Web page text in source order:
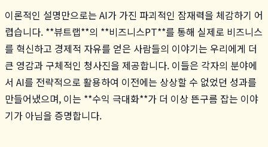
이론적인 설명만으로는 AI가 가진 파괴적인 잠재력을 체감하기 어
렵습니다. **뷰트랩**의 **비즈니스PT**를 통해 실제로 비즈니스
를 혁신하고 경제적 자유를 얻은 사람들의 이야기는 우리에게 더
큰 영감과 구체적인 청사진을 제공합니다. 이들은 각자의 분야에
서 AI를 전략적으로 활용하여 이전에는 상상할 수 없었던 성과를
만들어냈으며, 이는 **수익 극대화**가 더 이상 뜬구름 잡는 이야
기가 아님을 증명합니다.